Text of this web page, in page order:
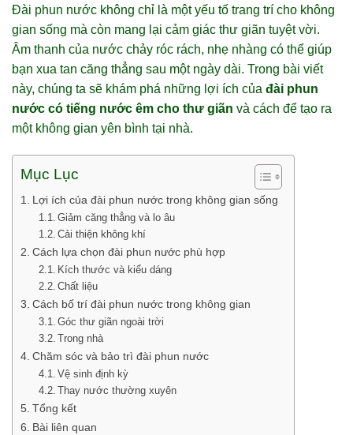
Đài phun nước không chỉ là một yếu tố trang trí cho không
gian sống mà còn mang lại cảm giác thư giãn tuyệt vời.
Âm thanh của nước chảy róc rách, nhẹ nhàng có thể giúp
bạn xua tan căng thẳng sau một ngày dài. Trong bài viết
này, chúng ta sẽ khám phá những lợi ích của đài phun
nước có tiếng nước êm cho thư giãn và cách để tạo ra
một không gian yên bình tại nhà.
Mục Lục
Lợi ích của đài phun nước trong không gian sống
Giảm căng thẳng và lo âu
Cải thiện không khí
Cách lựa chọn đài phun nước phù hợp
Kích thước và kiểu dáng
Chất liệu
Cách bố trí đài phun nước trong không gian
Góc thư giãn ngoài trời
Trong nhà
Chăm sóc và bảo trì đài phun nước
Vệ sinh định kỳ
Thay nước thường xuyên
Tổng kết
Bài liên quan